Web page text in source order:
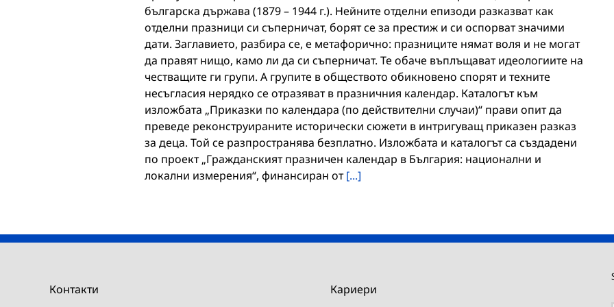
българска държава (1879 – 1944 г.). Нейните отделни епизоди разказват как
отделни празници си съперничат, борят се за престиж и си оспорват значими
дати. Заглавието, разбира се, е метафорично: празниците нямат воля и не могат
да правят нищо, камо ли да си съперничат. Те обаче въплъщават идеологиите на
честващите ги групи. А групите в обществото обикновено спорят и техните
несъгласия нерядко се отразяват в празничния календар. Каталогът към
изложбата „Приказки по календара (по действителни случаи)“ прави опит да
преведе реконструираните исторически сюжети в интригуващ приказен разказ
за деца. Той се разпространява безплатно. Изложбата и каталогът са създадени
по проект „Гражданският празничен календар в България: национални и
локални измерения“, финансиран от[...]
Контакти Кариери